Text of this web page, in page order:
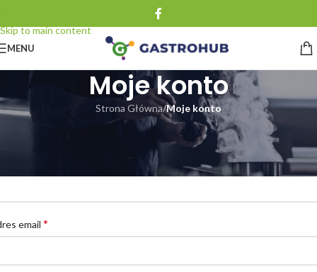
Skip to main content
MENU
Moje konto
Strona Główna/Moje konto
email *